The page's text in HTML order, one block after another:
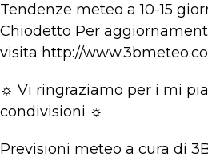
Tendenze meteo a 10-15
Chiodetto Per
visita http://
☼ Vi ringraziamo per i mi
condivisioni ☼
Previsioni meteo a cura di